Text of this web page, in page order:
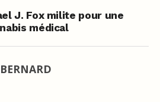
J. Fox milite pour une
médical